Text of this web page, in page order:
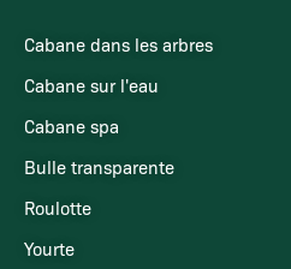
Cabane dans les arbres
Cabane sur l'eau
Cabane spa
Bulle transparente
Roulotte
Yourte